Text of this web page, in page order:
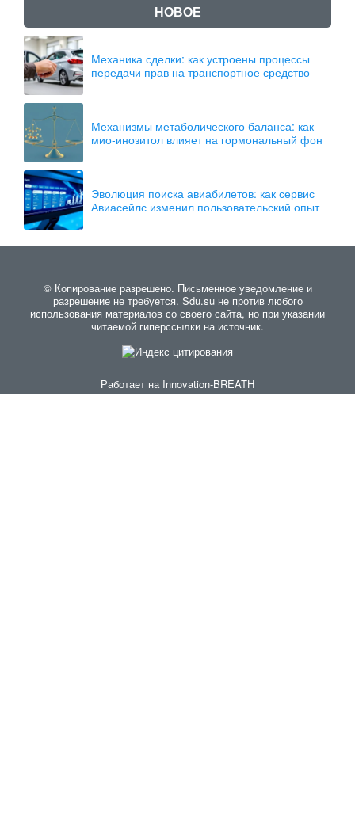
НОВОЕ
Механика сделки: как устроены процессы
передачи прав на транспортное средство
Механизмы метаболического баланса: как
мио-инозитол влияет на гормональный фон
Эволюция поиска авиабилетов: как сервис
Авиасейлс изменил пользовательский опыт
© Копирование разрешено. Письменное уведомление и
разрешение не требуется. Sdu.su не против любого
использования материалов со своего сайта, но при указании
читаемой гиперссылки на источник.
Работает на Innovation-BREATH